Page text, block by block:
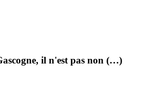
il n'est pas non (…)